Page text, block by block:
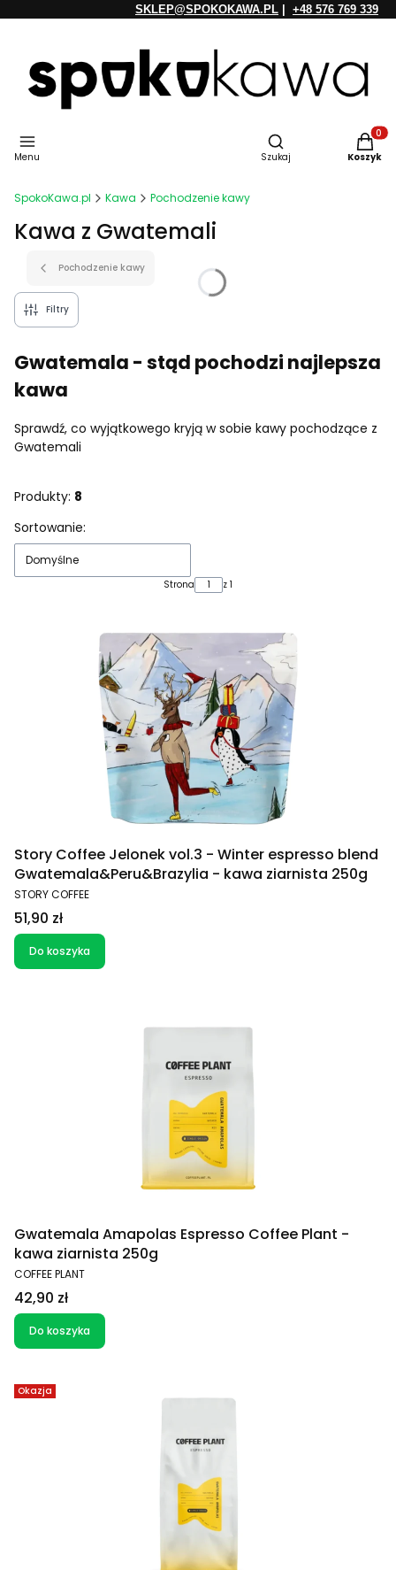
SKLEP@SPOKOKAWA.PL +48 576 769 339
Menu
Otwórz wyszukiwarkę
Szukaj Koszyk
SpokoKawa.pl Kawa Pochodzenie kawy
Kawa z Gwatemali
Pochodzenie kawy
Filtry
Gwatemala - stąd pochodzi najlepsza
kawa
Sprawdź, co wyjątkowego kryją w sobie kawy pochodzące z
Gwatemali
Produkty: 8
Lista produktów
Sortowanie:
Domyślne
Strona z 1
Story Coffee Jelonek vol.3 - Winter espresso blend
Gwatemala&Peru&Brazylia - kawa ziarnista 250g
PRODUCENT
STORY COFFEE
Cena
51,90 zł
Do koszyka
Gwatemala Amapolas Espresso Coffee Plant -
kawa ziarnista 250g
PRODUCENT
COFFEE PLANT
Cena
42,90 zł
Do koszyka
Okazja